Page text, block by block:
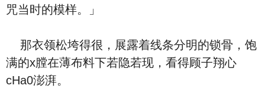
咒当时的模样。」
那衣领松垮得很，展露着线条分明的锁骨，饱
满的x膛在薄布料下若隐若现，看得顾子翔心
cHa0澎湃。